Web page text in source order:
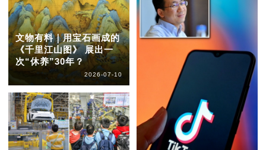
文物有料｜用宝石画成的
《千里江山图》 展出一
次“休养”30年？
2026-07-10